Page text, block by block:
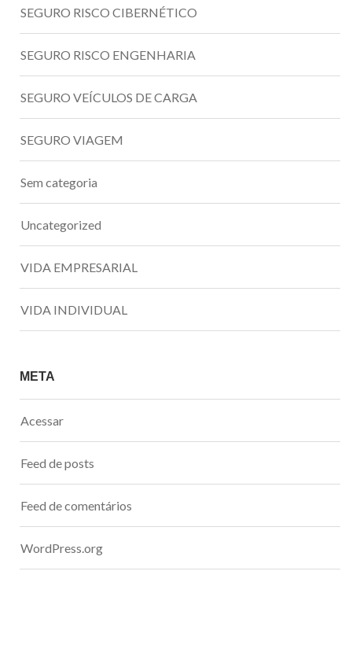
SEGURO RISCO CIBERNÉTICO
SEGURO RISCO ENGENHARIA
SEGURO VEÍCULOS DE CARGA
SEGURO VIAGEM
Sem categoria
Uncategorized
VIDA EMPRESARIAL
VIDA INDIVIDUAL
META
Acessar
Feed de posts
Feed de comentários
WordPress.org